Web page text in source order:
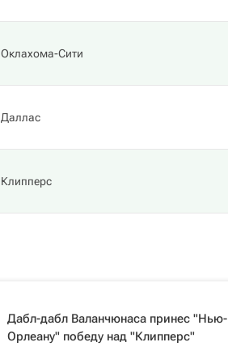
Оклахома-Сити
Даллас
Клипперс
Дабл-дабл Валанчюнаса принес "Нью-
Орлеану" победу над "Клипперс"